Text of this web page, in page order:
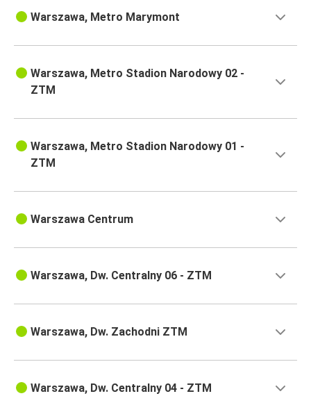
Warszawa, Metro Marymont
Warszawa, Metro Stadion Narodowy 02 -
ZTM
Warszawa, Metro Stadion Narodowy 01 -
ZTM
Warszawa Centrum
Warszawa, Dw. Centralny 06 - ZTM
Warszawa, Dw. Zachodni ZTM
Warszawa, Dw. Centralny 04 - ZTM